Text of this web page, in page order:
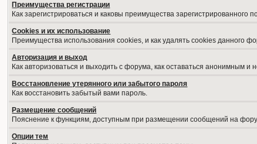
Преимущества регистрации
Как зарегистрироваться и каковы преимущества зарегистрированного
Cookies и их использование
Преимущества использования cookies, и как удалять cookies данного
Авторизация и выход
Как авторизоваться и выходить с форума, как оставаться анонимным
Восстановление утерянного или забытого пароля
Как восстановить забытый вами пароль.
Размещение сообщений
Пояснение к функциям, доступным при размещении сообщений на
Опции тем